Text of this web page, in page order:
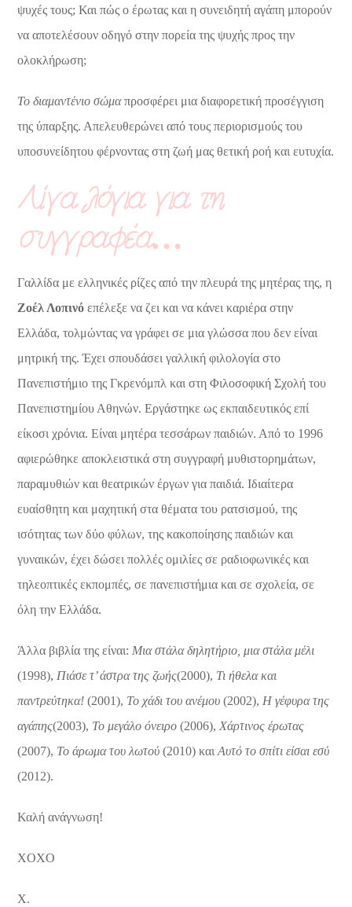
ψυχές τους; Και πώς ο έρωτας και η συνειδητή αγάπη μπορούν
να αποτελέσουν οδηγό στην πορεία της ψυχής προς την
ολοκλήρωση;
Το διαμαντένιο σώμαπροσφέρει μια διαφορετική προσέγγιση
της ύπαρξης. Απελευθερώνει από τους περιορισμούς του
υποσυνείδητου φέρνοντας στη ζωή μας θετική ροή και ευτυχία.
Λίγα λόγια για τη
συγγραφέα…
Γαλλίδα με ελληνικές ρίζες από την πλευρά της μητέρας της, η
Ζοέλ Λοπινό επέλεξε να ζει και να κάνει καριέρα στην
Ελλάδα, τολμώντας να γράφει σε μια γλώσσα που δεν είναι
μητρική της. Έχει σπουδάσει γαλλική φιλολογία στο
Πανεπιστήμιο της Γκρενόμπλ και στη Φιλοσοφική Σχολή του
Πα­νεπιστημίου Αθηνών. Εργάστηκε ως εκπαιδευτικός επί
είκοσι χρόνια. Είναι μητέρα τεσσάρων παιδιών. Από το 1996
αφιερώθηκε αποκλειστικά στη συγγραφή μυθιστορημάτων,
παραμυθιών και θεατρικών έργων για παιδιά. Ιδιαίτερα
ευαίσθητη και μαχητική στα θέματα του ρατσισμού, της
ισότητας των δύο φύλων, της κακοποίησης παιδιών και
γυναικών, έχει δώσει πολλές ομιλίες σε ραδιοφωνικές και
τηλεοπτικές εκπομπές, σε πανεπιστήμια και σε σχολεία, σε
όλη την Ελλάδα.
Άλλα βιβλία της είναι:Μια στάλα δηλητήριο, μια στάλα μέλι
(1998),Πιάσε τ’ άστρα της ζωής(2000), Τι ήθελα και
παντρεύτηκα! (2001), Το χάδι του ανέμου (2002),Η γέφυρα της
αγάπης(2003), Το μεγάλο όνειρο (2006),Χάρτινος έρωτας
(2007), Το άρωμα του λωτού (2010) καιΑυτό το σπίτι είσαι εσύ
(2012).
Καλή ανάγνωση!
XOXO
X.